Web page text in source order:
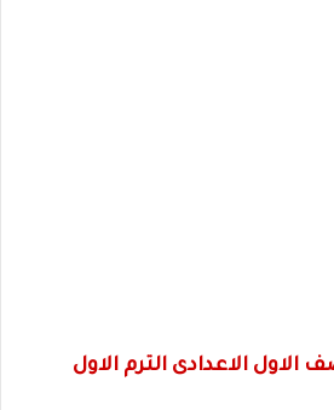
الاعدادى الترم الاول